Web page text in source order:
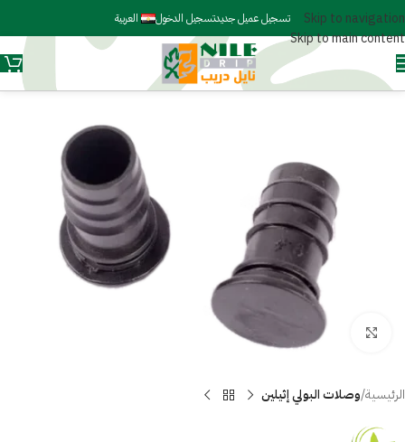
Skip to navigation
Skip to main content
تسجيل عميل جديدتسجيل الدخول العربية
Click to enlarge
الرئيسية وصلات البولي إثيلين